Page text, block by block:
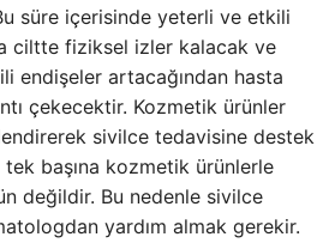
süre içerisinde yeterli ve etkili
ciltte fiziksel izler kalacak ve
endişeler artacağından hasta
çekecektir. Kozmetik ürünler
sivilce tedavisine destek
başına kozmetik ürünlerle
değildir. Bu nedenle sivilce
yardım almak gerekir.